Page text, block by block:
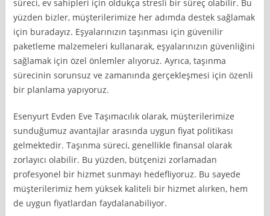
süreci, ev sahipleri için oldukça stresli bir süreç olabilir. Bu
yüzden bizler, müşterilerimize her adımda destek sağlamak
için buradayız. Eşyalarınızın taşınması için güvenilir
paketleme malzemeleri kullanarak, eşyalarınızın güvenliğini
sağlamak için özel önlemler alıyoruz. Ayrıca, taşınma
sürecinin sorunsuz ve zamanında gerçekleşmesi için özenli
bir planlama yapıyoruz.
Esenyurt Evden Eve Taşımacılık olarak, müşterilerimize
sunduğumuz avantajlar arasında uygun fiyat politikası
gelmektedir. Taşınma süreci, genellikle finansal olarak
zorlayıcı olabilir. Bu yüzden, bütçenizi zorlamadan
profesyonel bir hizmet sunmayı hedefliyoruz. Bu sayede
müşterilerimiz hem yüksek kaliteli bir hizmet alırken, hem
de uygun fiyatlardan faydalanabiliyor.